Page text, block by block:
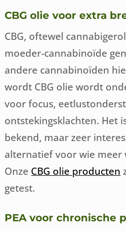
CBG olie voor extra
CBG, oftewel
moeder-cannabinoïde
andere cannabinoïden
wordt CBG olie wordt
voor focus,
ontstekingsklachten. Het
bekend, maar zeer
alternatief voor wie meer
Onze CBG olie producten
getest.
PEA voor chronische